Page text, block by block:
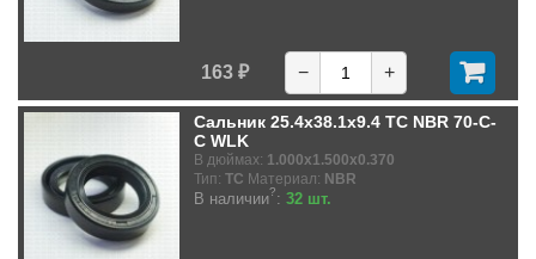
163 ₽ − +
Сальник 25.4x38.1x9.4 TC NBR 70-C-
C WLK
В дюймах: 1.000x1.500x0.370
Тип: TC Материал: NBR
В наличии?: 32 шт.